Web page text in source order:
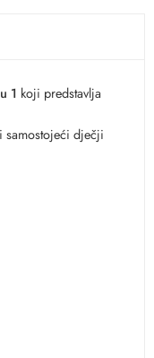
1 koji predstavlja
samostojeći dječji